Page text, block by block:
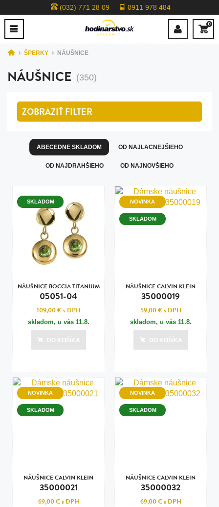
(032) 771 28 09 0911 978 484
0
ŠPERKY NÁUŠNICE
NÁUŠNICE (350)
ZOBRAZIŤFILTER
ABECEDNE SKLADOM OD NAJLACNEJŠIEHO
OD NAJDRAHŠIEHO OD NAJNOVŠIEHO
SKLADOM
NÁUŠNICE BOCCIA TITANIUM
05051-04
109,00 €s DPH
skladom, u vás 11.8.
DO KOŠÍKA
NOVINKA
SKLADOM
NÁUŠNICE CALVIN KLEIN
35000019
59,00 €s DPH
skladom, u vás 11.8.
DO KOŠÍKA
NOVINKA
SKLADOM
NÁUŠNICE CALVIN KLEIN
35000021
69,00 €s DPH
NOVINKA
SKLADOM
NÁUŠNICE CALVIN KLEIN
35000032
69,00 €s DPH